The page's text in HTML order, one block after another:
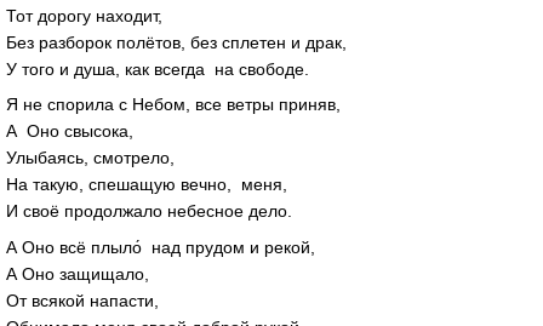
Тот дорогу находит,
Без разборок полётов, без сплетен и драк,
У того и душа, как всегда на свободе.
Я не спорила с Небом, все ветры приняв,
А Оно свысока,
Улыбаясь, смотрело,
На такую, спешащую вечно, меня,
И своё продолжало небесное дело.
А Оно всё плыло́ над прудом и рекой,
А Оно защищало,
От всякой напасти,